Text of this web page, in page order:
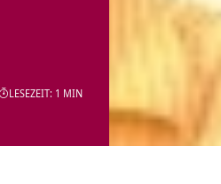
LESEZEIT: 1 MIN